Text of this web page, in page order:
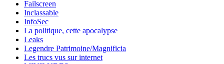
Failscreen
Inclassable
InfoSec
La politique, cette apocalypse
Leaks
Legendre Patrimoine/Magnificia
Les trucs vus sur internet